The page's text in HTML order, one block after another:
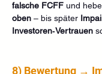
falsche FCFF und
oben – bis später
Investoren‑Vertrauen
8) Bewertung →